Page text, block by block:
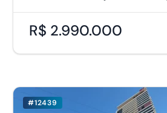
R$ 2.990.000
#12439